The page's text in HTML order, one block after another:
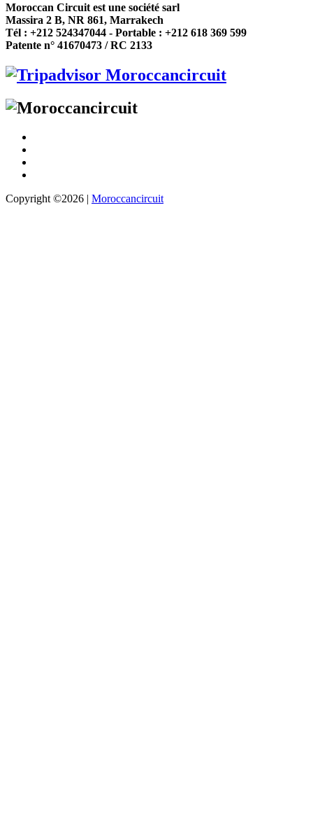
Moroccan Circuit est une société sarl
Massira 2 B, NR 861, Marrakech
Tél : +212 524347044 - Portable : +212 618 369 599
Patente n° 41670473 / RC 2133
Copyright ©2026 | Moroccancircuit